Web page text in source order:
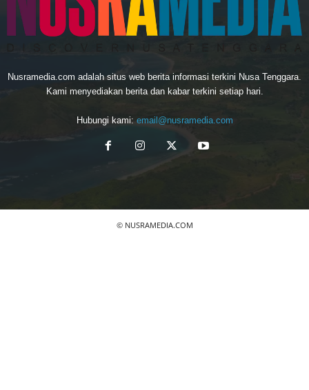
Nusramedia.com adalah situs web berita informasi terkini Nusa Tenggara.
Kami menyediakan berita dan kabar terkini setiap hari.
Hubungi kami: email@nusramedia.com
© NUSRAMEDIA.COM